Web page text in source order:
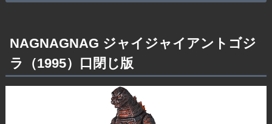
NAGNAGNAG ジャイジャイアントゴジ
ラ（1995）口閉じ版